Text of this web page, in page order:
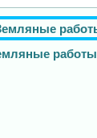
работы